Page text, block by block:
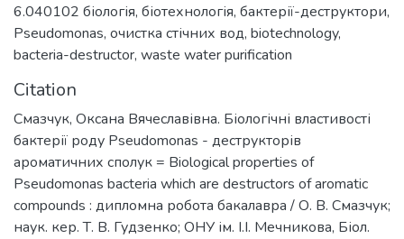
6.040102 біологія, біотехнологія, бактерії-деструктори,
Pseudomonas, очистка стічних вод, biotechnology,
bacteria-destructor, waste water purification
Citation
Смазчук, Оксана Вячеславівна. Біологічні властивості
бактерії роду Pseudomonas - деструкторів
ароматичних сполук = Biological properties of
Pseudomonas bacteria which are destructors of aromatic
compounds : дипломна робота бакалавра / О. В. Смазчук;
наук. кер. Т. В. Гудзенко; ОНУ ім. І.І. Мечникова, Біол.